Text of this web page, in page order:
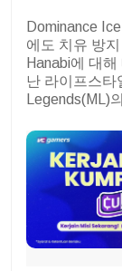
Dominance
에도 치유 방
Hanabi에 대
난 라이프스타
Legends(ML)